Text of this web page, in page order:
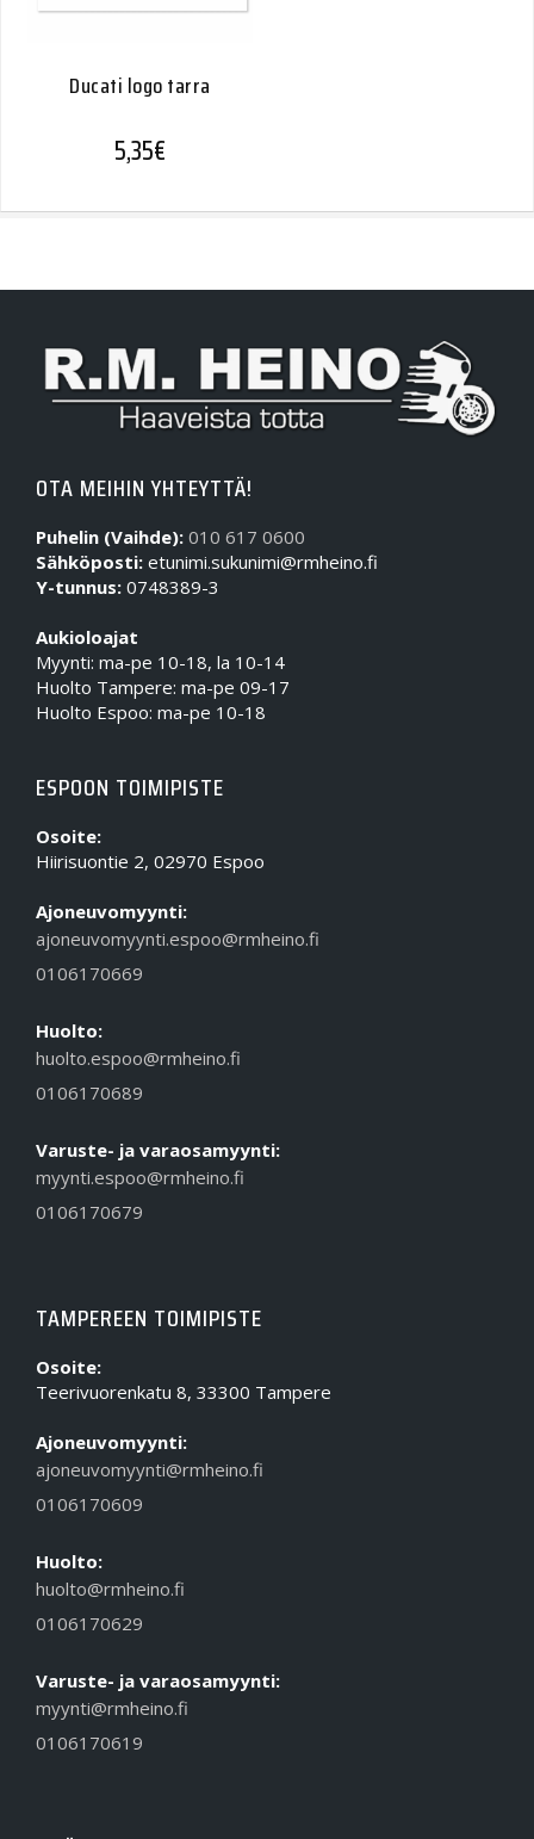
Ducati logo tarra
5,35€
OTA MEIHIN YHTEYTTÄ!
Puhelin (Vaihde): 010 617 0600
Sähköposti: etunimi.sukunimi@rmheino.fi
Y-tunnus: 0748389-3
Aukioloajat
Myynti: ma-pe 10-18, la 10-14
Huolto Tampere: ma-pe 09-17
Huolto Espoo: ma-pe 10-18
ESPOON TOIMIPISTE
Osoite:
Hiirisuontie 2, 02970 Espoo
Ajoneuvomyynti:
ajoneuvomyynti.espoo@rmheino.fi
0106170669
Huolto:
huolto.espoo@rmheino.fi
0106170689
Varuste- ja varaosamyynti:
myynti.espoo@rmheino.fi
0106170679
TAMPEREEN TOIMIPISTE
Osoite:
Teerivuorenkatu 8, 33300 Tampere
Ajoneuvomyynti:
ajoneuvomyynti@rmheino.fi
0106170609
Huolto:
huolto@rmheino.fi
0106170629
Varuste- ja varaosamyynti:
myynti@rmheino.fi
0106170619